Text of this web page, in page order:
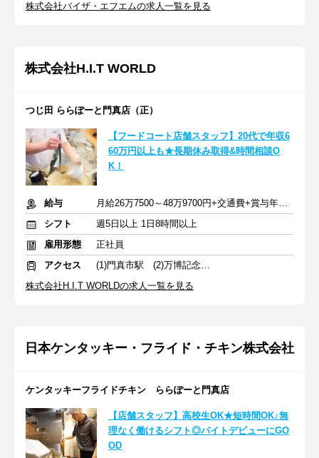
株式会社バイザ・エフエムの求人一覧を見る
株式会社H.I.T WORLD
つじ田 ららぽーと門真店（正）
【フードコート店舗スタッフ】20代で年収6
60万円以上も★長期休み取得&時間相談O
K！
給与
月給26万7500～48万9700円+交通費+賞与年2回
シフト
週5日以上 1日8時間以上
雇用形態
正社員
アクセス
(1)門真市駅 (2)万博記念公園駅
株式会社H.I.T WORLDの求人一覧を見る
日本ケンタッキー・フライド・チキン株式会社
ケンタッキーフライドチキン ららぽーと門真店
【店舗スタッフ】高校生OK★短時間OK♪無
理なく働けるシフト◎バイトデビューにGO
OD